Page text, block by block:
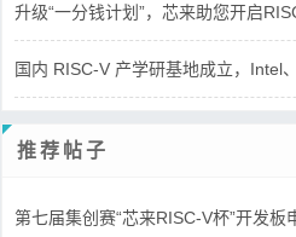
升级“一分钱计划”，芯来助您开启
国内 RISC-V 产学研基地成立，Intel
推荐帖子
第七届集创赛“芯来RISC-V杯”开发板